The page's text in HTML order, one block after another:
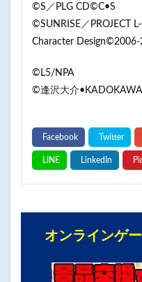
©️S／PLG CD©️C•S
©️SUNRISE／PROJECT L-
Character Design©️2006-
©L5/NPA
©逢沢大介
オンラインゲ